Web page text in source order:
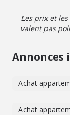
Les prix et
valent pas
Annonces
Achat
Achat